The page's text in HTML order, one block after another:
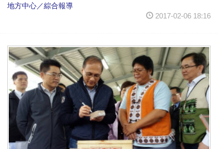
地方中心／綜合報導
2017-02-06 18:16